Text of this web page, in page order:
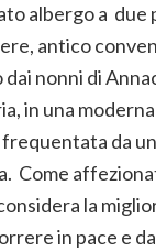
albergo a due
antico
nonni di
in una
da
Come
la
in pace e